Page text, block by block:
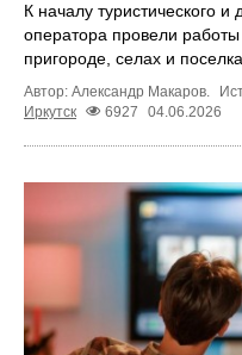
К началу туристического
оператора провели
пригороде, селах и
Автор: Александр Макаров.
Иркутск
6927 04.06.2026